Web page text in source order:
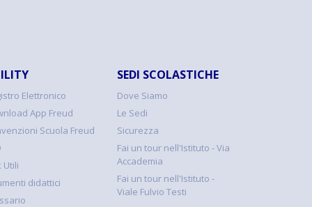
Elettronico
App Freud
Scuola Freud
Utili
didattici
SEDI SCOLASTICHE
Dove Siamo
Le Sedi
Sicurezza
Fai un tour nell'Istituto - Via
Accademia
Fai un tour nell'Istituto -
Viale Fulvio Testi